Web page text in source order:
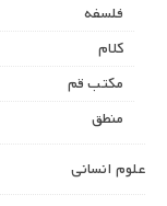
فلسفه
کلام
مکتب قم
منطق
علوم انسانی